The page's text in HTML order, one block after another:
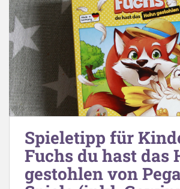
Spieletipp für
Fuchs du hast das
gestohlen von